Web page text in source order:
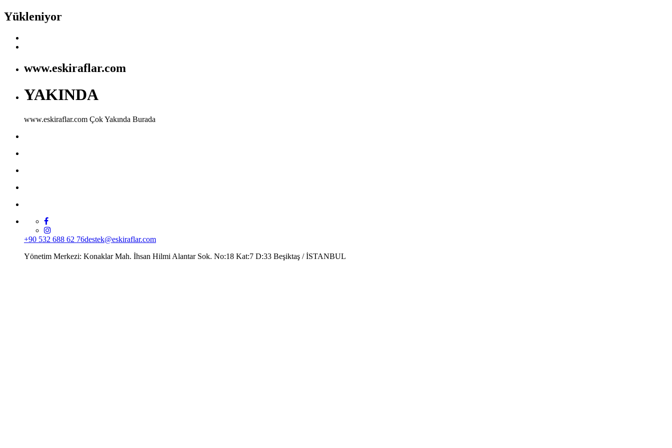
Yükleniyor
www.eskiraflar.com
YAKINDA
www.eskiraflar.com Çok Yakında Burada
+90 532 688 62 76destek@eskiraflar.com
Yönetim Merkezi: Konaklar Mah. İhsan Hilmi Alantar Sok. No:18 Kat:7 D:33 Beşiktaş / İSTANBUL